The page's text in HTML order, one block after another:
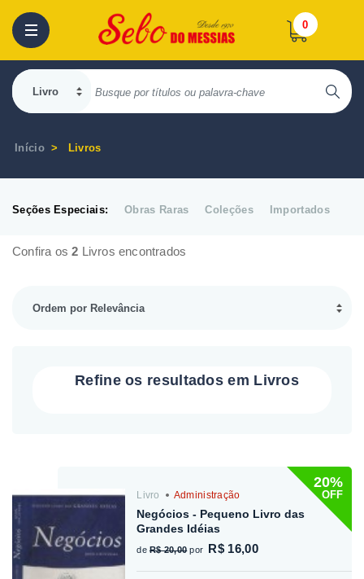
0
Início Livros
Seções Especiais: Obras Raras Coleções Importados
Confira os2 Livros encontrados
Refine os resultados em Livros
20%
OFF
Livro Administração
Negócios - Pequeno Livro das
Grandes Idéias
de R$ 20,00 por R$ 16,00